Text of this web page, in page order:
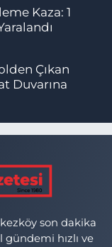
Kaza: 1
Çıkan
Duvarına
son dakika
hızlı ve